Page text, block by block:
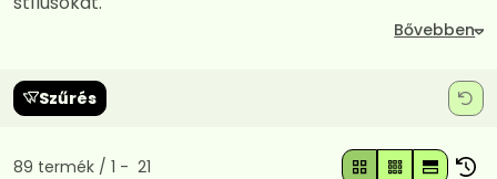
Szűrés
Összes termék a kategóriában
89 termék 1 21